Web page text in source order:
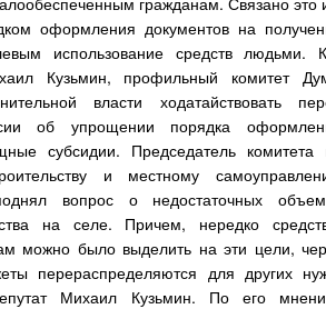
оформления документов на
использование средств людьми.
Кузьмин, профильный комитет
власти ходатайствовать
об упрощении порядка
субсидии. Председатель комитета
и местному
вопрос о недостаточных
на селе. Причем, нередко
можно было выделить на эти цели,
перераспределяются для других
Михаил Кузьмин. По его